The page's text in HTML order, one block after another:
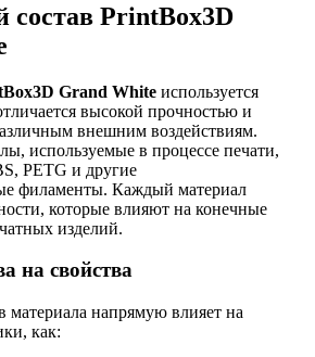
состав PrintBox3D
Grand White используется
высокой прочностью и
внешним воздействиям.
используемые в процессе печати,
PETG и другие
филаменты. Каждый материал
которые влияют на конечные
изделий.
на свойства
материала напрямую влияет на
как: